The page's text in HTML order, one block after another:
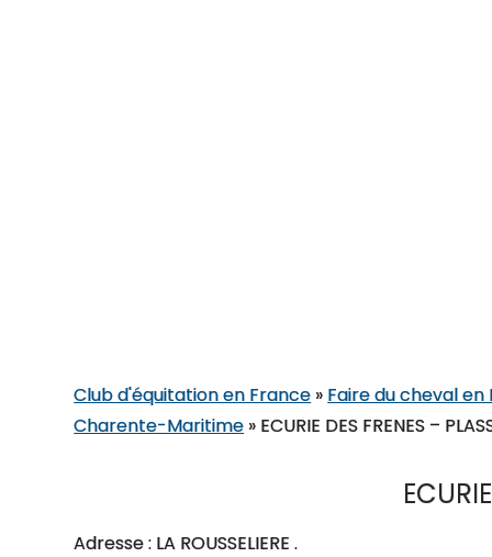
Club d'équitation en France » Faire du cheval
Charente-Maritime » ECURIE DES FRENES –
Adresse : LA ROUSSELIERE .